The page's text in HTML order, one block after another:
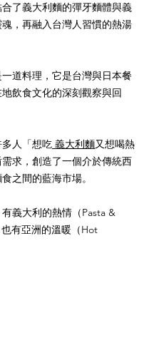
合了義大利麵的彈牙麵體與義
，再融入台灣人習慣的熱湯
道料理，它是台灣與日本餐
飲食文化的深刻觀察與回
人「想吃 義大利麵又想喝熱
求，創造了一個介於傳統西
之間的藍海市場。
義大利的熱情（Pasta &
有亞洲的溫暖（Hot